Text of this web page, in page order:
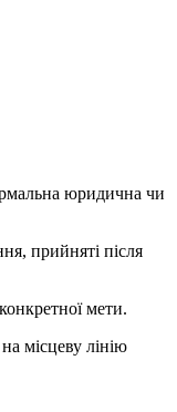
юридична чи
прийняті після
мети.
місцеву лінію